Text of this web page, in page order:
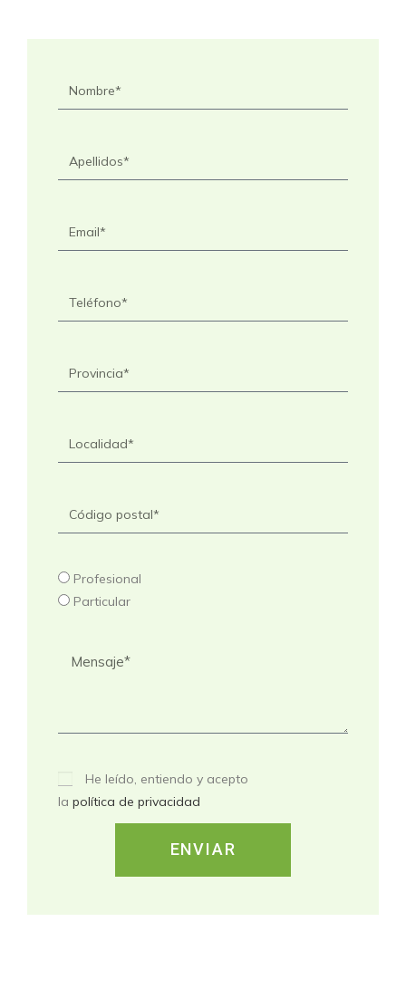
Profesional
Particular
He leído, entiendo y acepto
la política de privacidad
ENVIAR